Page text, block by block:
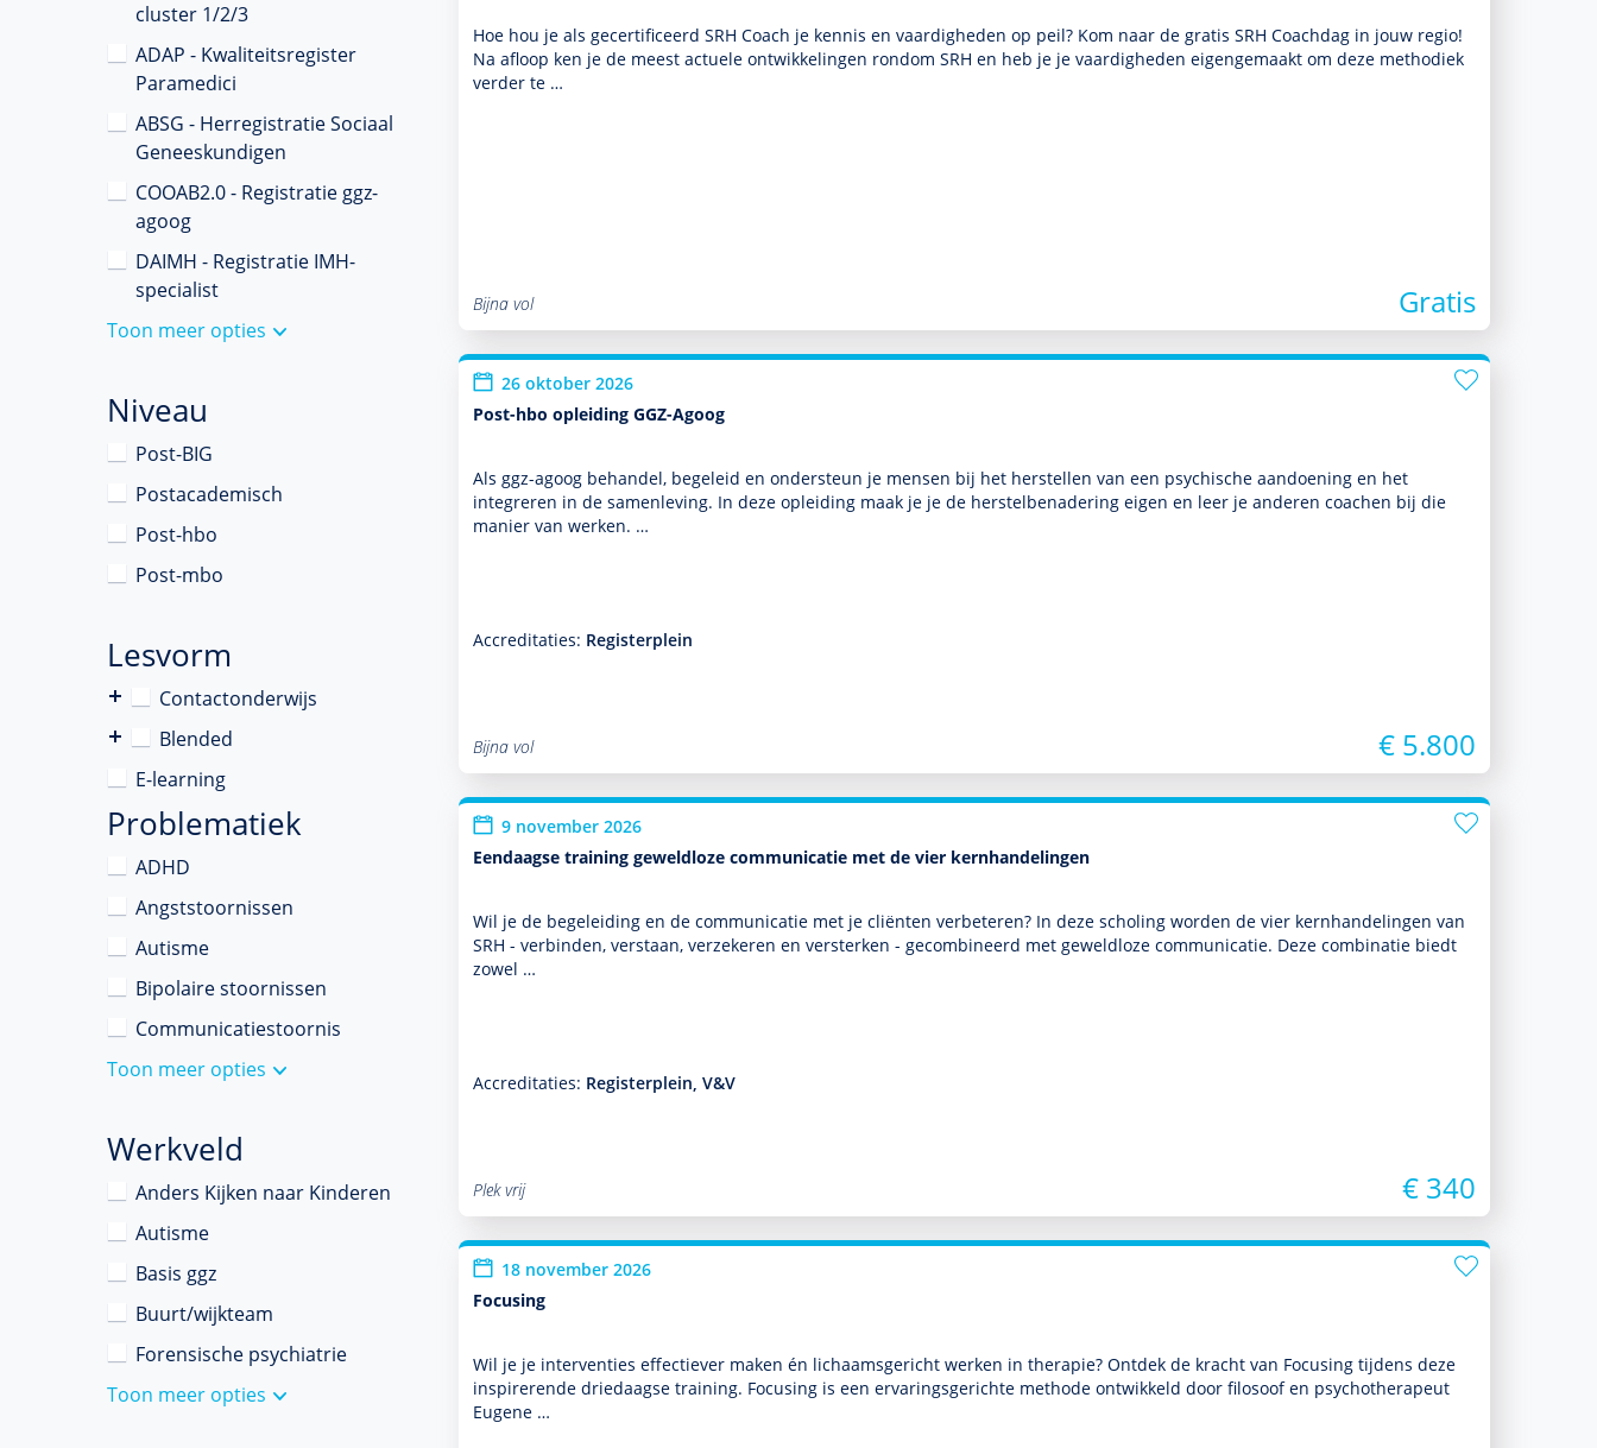
cluster 1/2/3
ADAP - Kwaliteitsregister
Paramedici
ABSG - Herregistratie Sociaal
Geneeskundigen
COOAB2.0 - Registratie ggz-
agoog
DAIMH - Registratie IMH-
specialist
Toon meer opties
Niveau
Post-BIG
Postacademisch
Post-hbo
Post-mbo
Lesvorm
Contactonderwijs
Blended
E-learning
Problematiek
ADHD
Angststoornissen
Autisme
Bipolaire stoornissen
Communicatiestoornis
Toon meer opties
Werkveld
Anders Kijken naar Kinderen
Autisme
Basis ggz
Buurt/wijkteam
Forensische psychiatrie
Toon meer opties
Hoe hou je als gecer­tifi­ceerd SRH Coach je kennis en vaar­dig­heden op peil? Kom naar de gratis SRH Coachdag in jouw regio!
Na afloop ken je de meest actuele ont­wikke­lingen ron­dom SRH en heb je je vaar­dig­heden eigengemaakt om deze metho­diek
verder te …
Bijna vol Gratis
26 oktober 2026
Post-hbo opleiding GGZ-Agoog
Als ggz-agoog behan­del, bege­leid en onder­steun je mensen bij het herstellen van een psychische aandoening en het
integreren in de samen­leving. In deze opleiding maak je je de herstelbenade­ring eigen en leer je anderen coachen bij die
manier van werken. …
Accreditaties: Registerplein
Bijna vol € 5.800
9 november 2026
Eendaagse training geweldloze communicatie met de vier kernhandelingen
Wil je de bege­lei­ding en de com­muni­ca­tie met je cliënten verbeteren? In deze scholing worden de vier kernhandelingen van
SRH - verbinden, verstaan, verzekeren en versterken - gecom­bi­neerd met geweldloze com­muni­ca­tie. Deze combinatie biedt
zowel …
Accreditaties: Registerplein, V&V
Plek vrij € 340
18 november 2026
Focusing
Wil je je inter­venties effectiever maken én lichaamsgericht werken in thera­pie? Ontdek de kracht van Focusing tijdens deze
inspirerende driedaagse training. Focusing is een ervaringsgerichte methode ontwik­keld door filosoof en psycho­thera­peut
Eugene …